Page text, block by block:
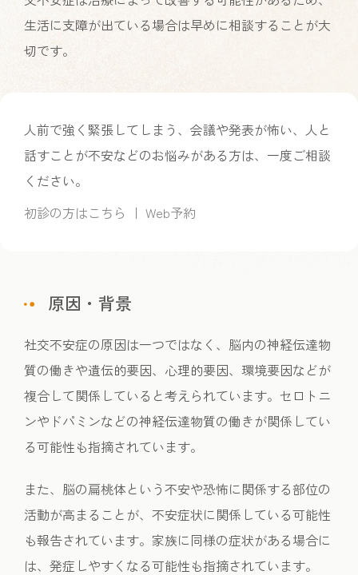
生活に支障が出ている場合は早めに相談することが大
切です。
人前で強く緊張してしまう、会議や発表が怖い、人と
話すことが不安などのお悩みがある方は、一度ご相談
ください。
初診の方はこちら
｜ Web予約
原因・背景
社交不安症の原因は一つではなく、脳内の神経伝達物
質の働きや遺伝的要因、心理的要因、環境要因などが
複合して関係していると考えられています。セロトニ
ンやドパミンなどの神経伝達物質の働きが関係してい
る可能性も指摘されています。
また、脳の扁桃体という不安や恐怖に関係する部位の
活動が高まることが、不安症状に関係している可能性
も報告されています。家族に同様の症状がある場合に
は、発症しやすくなる可能性も指摘されています。